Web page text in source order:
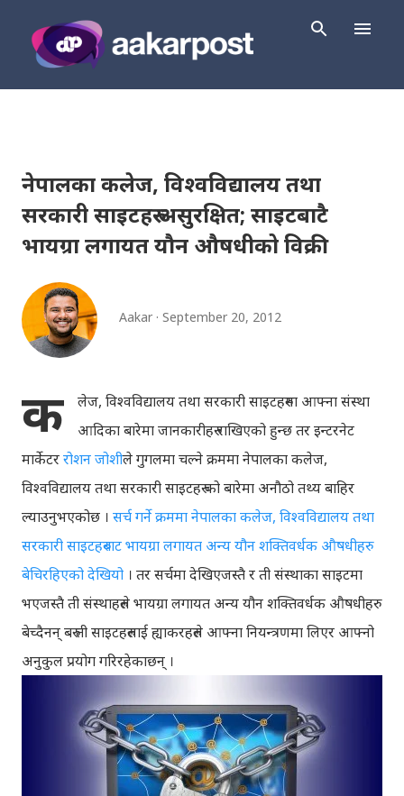
नेपालका कलेज, विश्वविद्यालय तथा
सरकारी साइटहरु असुरक्षित; साइटबाटै
भायग्रा लगायत यौन औषधीको विक्री
Aakar September 20, 2012
क
लेज, विश्वविद्यालय तथा सरकारी साइटहरुमा आफ्ना संस्था
आदिका बारेमा जानकारीहरु राखिएको हुन्छ तर इन्टरनेट
मार्केटररोशन जोशीले गुगलमा चल्ने क्रममा नेपालका कलेज,
विश्वविद्यालय तथा सरकारी साइटहरु को बारेमा अनौठो तथ्य बाहिर
ल्याउनुभएकोछ । सर्च गर्ने क्रममा नेपालका कलेज, विश्वविद्यालय तथा
सरकारी साइटहरुबाट भायग्रा लगायत अन्य यौन शक्तिवर्धक औषधीहरु
बेचिरहिएको देखियो । तर सर्चमा देखिएजस्तै र ती संस्थाका साइटमा
भएजस्तै ती संस्थाहरुले भायग्रा लगायत अन्य यौन शक्तिवर्धक औषधीहरु
बेच्दैनन् बरु ती साइटहरुलाई ह्याकरहरुले आफ्ना नियन्त्रणमा लिएर आफ्नो
अनुकुल प्रयोग गरिरहेकाछन् ।